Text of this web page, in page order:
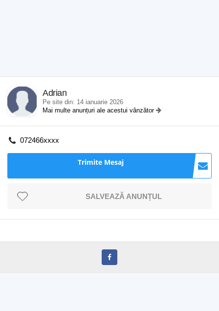
Adrian
Pe site din: 14 ianuarie 2026
Mai multe anunțuri ale acestui vânzător
072466xxxx
Trimite Mesaj
SALVEAZĂ ANUNȚUL